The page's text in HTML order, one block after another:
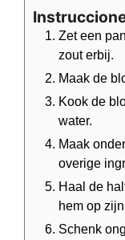
Zet een
zout erbij.
Maak de
Kook de
water.
Maak
overige
Haal de
hem op
Schenk